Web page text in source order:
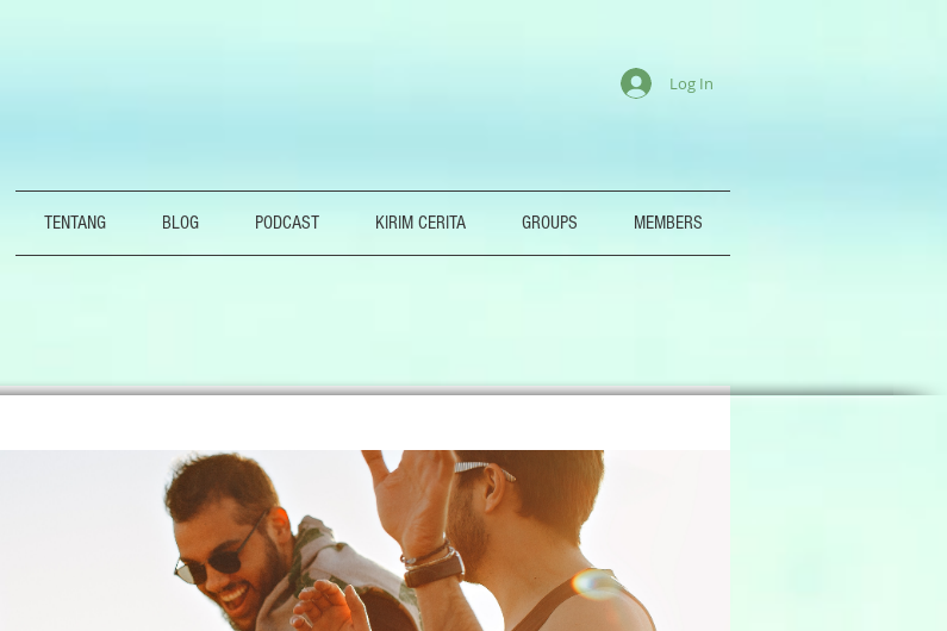
TENTANG BLOG PODCAST KIRIM CERITA GROUPS MEMBERS
Log In